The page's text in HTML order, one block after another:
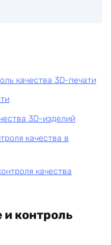
качества 3D-печати
3D-изделий
качества в
качества
и контроль